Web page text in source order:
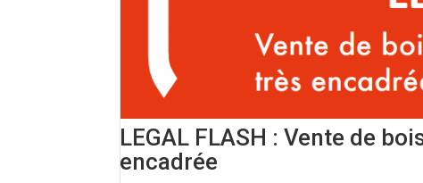
LEGAL FLASH : Vente de
encadrée